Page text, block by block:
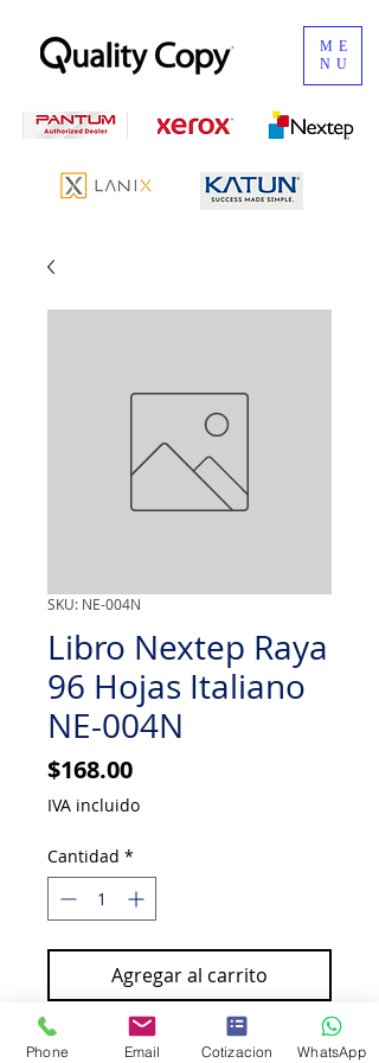
ME
NU
SKU: NE-004N
Libro Nextep Raya
96 Hojas Italiano
NE-004N
$168.00Precio
IVA incluido
Cantidad *
Agregar al carrito
Comprar ahora
Phone Email Cotizacion WhatsApp